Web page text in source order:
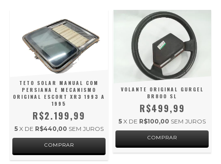
TETO SOLAR MANUAL COM
PERSIANA E MECANISMO
ORIGINAL ESCORT XR3 1993 A
1995
R$2.199,99
5 X DE R$440,00 SEM JUROS
VOLANTE ORIGINAL GURGEL
BR800 SL
R$499,99
5 X DE R$100,00 SEM JUROS